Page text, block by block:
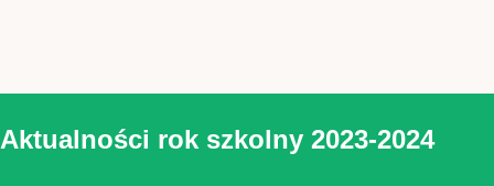
Aktualności rok szkolny 2023-2024